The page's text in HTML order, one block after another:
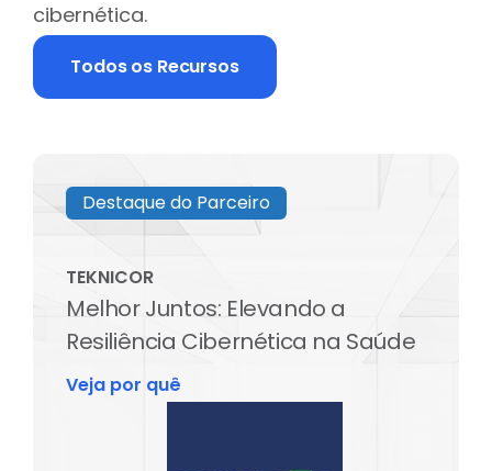
cibernética.
Todos os Recursos
Destaque do Parceiro
TEKNICOR
Melhor Juntos: Elevando a
Resiliência Cibernética na Saúde
Veja por quê